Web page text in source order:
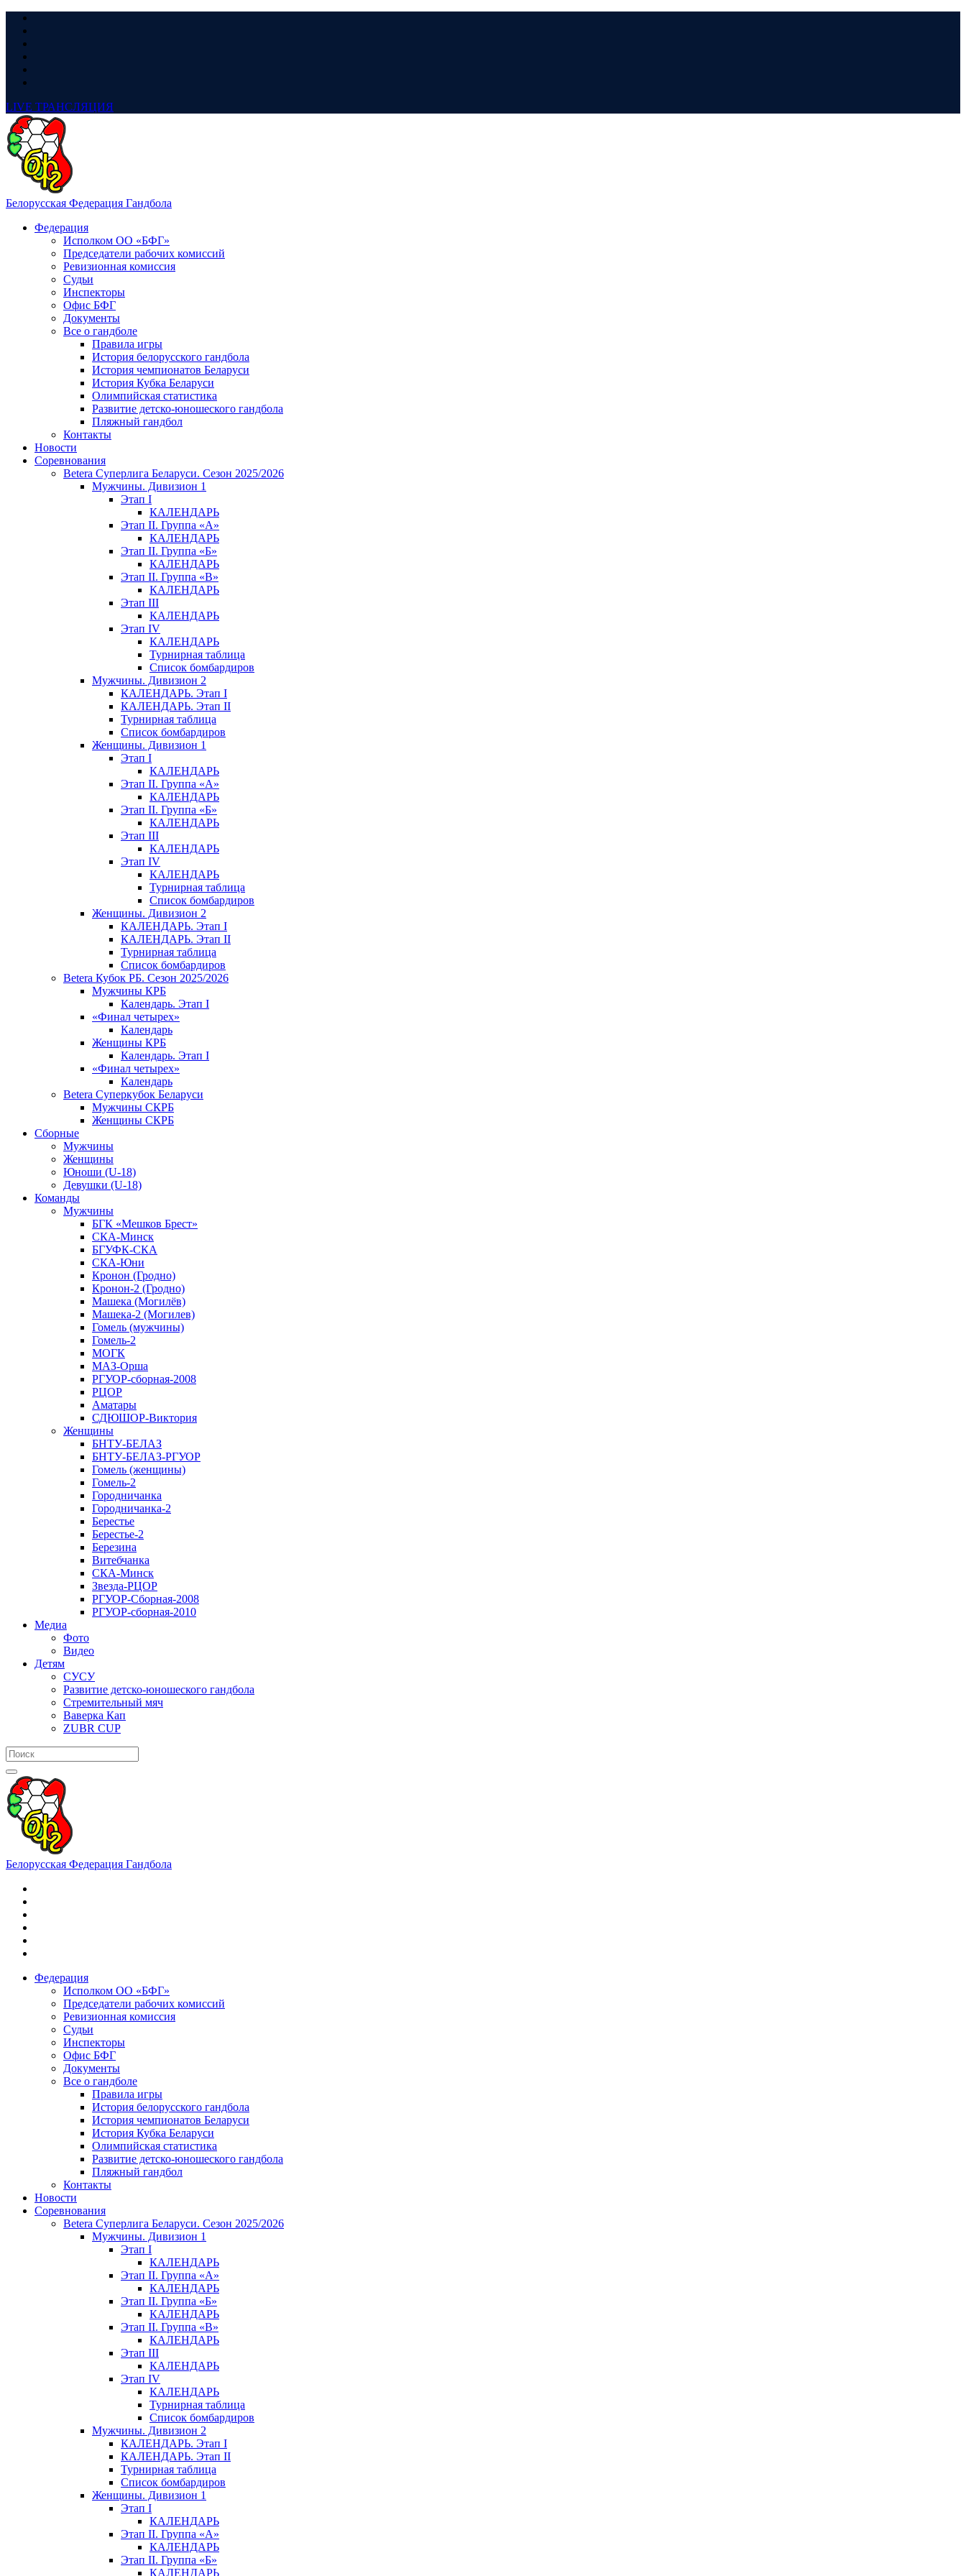
LIVE ТРАНСЛЯЦИЯ
Белорусская Федерация Гандбола
Федерация
Исполком ОО «БФГ»
Председатели рабочих комиссий
Ревизионная комиссия
Судьи
Инспекторы
Офис БФГ
Документы
Все о гандболе
Правила игры
История белорусского гандбола
История чемпионатов Беларуси
История Кубка Беларуси
Олимпийская статистика
Развитие детско-юношеского гандбола
Пляжный гандбол
Контакты
Новости
Соревнования
Betera Суперлига Беларуси. Сезон 2025/2026
Мужчины. Дивизион 1
Этап I
КАЛЕНДАРЬ
Этап II. Группа «А»
КАЛЕНДАРЬ
Этап II. Группа «Б»
КАЛЕНДАРЬ
Этап II. Группа «В»
КАЛЕНДАРЬ
Этап III
КАЛЕНДАРЬ
Этап IV
КАЛЕНДАРЬ
Турнирная таблица
Список бомбардиров
Мужчины. Дивизион 2
КАЛЕНДАРЬ. Этап I
КАЛЕНДАРЬ. Этап II
Турнирная таблица
Список бомбардиров
Женщины. Дивизион 1
Этап I
КАЛЕНДАРЬ
Этап II. Группа «А»
КАЛЕНДАРЬ
Этап II. Группа «Б»
КАЛЕНДАРЬ
Этап III
КАЛЕНДАРЬ
Этап IV
КАЛЕНДАРЬ
Турнирная таблица
Список бомбардиров
Женщины. Дивизион 2
КАЛЕНДАРЬ. Этап I
КАЛЕНДАРЬ. Этап II
Турнирная таблица
Список бомбардиров
Betera Кубок РБ. Сезон 2025/2026
Мужчины КРБ
Календарь. Этап I
«Финал четырех»
Календарь
Женщины КРБ
Календарь. Этап I
«Финал четырех»
Календарь
Betera Суперкубок Беларуси
Мужчины СКРБ
Женщины СКРБ
Сборные
Мужчины
Женщины
Юноши (U-18)
Девушки (U-18)
Команды
Мужчины
БГК «Мешков Брест»
СКА-Минск
БГУФК-СКА
СКА-Юни
Кронон (Гродно)
Кронон-2 (Гродно)
Машека (Могилёв)
Машека-2 (Могилев)
Гомель (мужчины)
Гомель-2
МОГК
МАЗ-Орша
РГУОР-сборная-2008
РЦОР
Аматары
СДЮШОР-Виктория
Женщины
БНТУ-БЕЛАЗ
БНТУ-БЕЛАЗ-РГУОР
Гомель (женщины)
Гомель-2
Городничанка
Городничанка-2
Берестье
Берестье-2
Березина
Витебчанка
СКА-Минск
Звезда-РЦОР
РГУОР-Сборная-2008
РГУОР-сборная-2010
Медиа
Фото
Видео
Детям
СУСУ
Развитие детско-юношеского гандбола
Стремительный мяч
Ваверка Кап
ZUBR CUP
Белорусская Федерация Гандбола
Федерация
Исполком ОО «БФГ»
Председатели рабочих комиссий
Ревизионная комиссия
Судьи
Инспекторы
Офис БФГ
Документы
Все о гандболе
Правила игры
История белорусского гандбола
История чемпионатов Беларуси
История Кубка Беларуси
Олимпийская статистика
Развитие детско-юношеского гандбола
Пляжный гандбол
Контакты
Новости
Соревнования
Betera Суперлига Беларуси. Сезон 2025/2026
Мужчины. Дивизион 1
Этап I
КАЛЕНДАРЬ
Этап II. Группа «А»
КАЛЕНДАРЬ
Этап II. Группа «Б»
КАЛЕНДАРЬ
Этап II. Группа «В»
КАЛЕНДАРЬ
Этап III
КАЛЕНДАРЬ
Этап IV
КАЛЕНДАРЬ
Турнирная таблица
Список бомбардиров
Мужчины. Дивизион 2
КАЛЕНДАРЬ. Этап I
КАЛЕНДАРЬ. Этап II
Турнирная таблица
Список бомбардиров
Женщины. Дивизион 1
Этап I
КАЛЕНДАРЬ
Этап II. Группа «А»
КАЛЕНДАРЬ
Этап II. Группа «Б»
КАЛЕНДАРЬ